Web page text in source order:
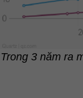
Trong 3 năm ra